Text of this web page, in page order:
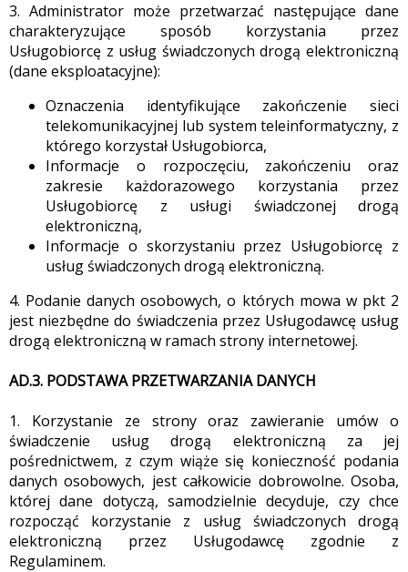
3. Administrator może przetwarzać następujące dane
charakteryzujące sposób korzystania przez
Usługobiorcę z usług świadczonych drogą elektroniczną
(dane eksploatacyjne):
Oznaczenia identyfikujące zakończenie sieci
telekomunikacyjnej lub system teleinformatyczny, z
którego korzystał Usługobiorca,
Informacje o rozpoczęciu, zakończeniu oraz
zakresie każdorazowego korzystania przez
Usługobiorcę z usługi świadczonej drogą
elektroniczną,
Informacje o skorzystaniu przez Usługobiorcę z
usług świadczonych drogą elektroniczną.
4. Podanie danych osobowych, o których mowa w pkt 2
jest niezbędne do świadczenia przez Usługodawcę usług
drogą elektroniczną w ramach strony internetowej.
AD.3. PODSTAWA PRZETWARZANIA DANYCH
1. Korzystanie ze strony oraz zawieranie umów o
świadczenie usług drogą elektroniczną za jej
pośrednictwem, z czym wiąże się konieczność podania
danych osobowych, jest całkowicie dobrowolne. Osoba,
której dane dotyczą, samodzielnie decyduje, czy chce
rozpocząć korzystanie z usług świadczonych drogą
elektroniczną przez Usługodawcę zgodnie z
Regulaminem.